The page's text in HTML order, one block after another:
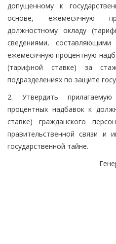
допущенному к
основе, ежемесячную
должностному окладу
сведениями,
ежемесячную процентную
(тарифной ставке) за
подразделениях по защите
2. Утвердить
процентных надбавок к
ставке) гражданского
правительственной связи и
государственной тайне.